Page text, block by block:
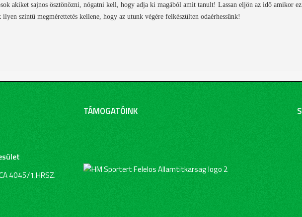
akiket sajnos ösztönözni, nógatni kell, hogy adja ki magából amit tanult! Lassan eljön az idő amikor
ilyen szintű megmérettetés kellene, hogy az utunk végére felkészülten odaérhessünk!
4045/1.HRSZ.
TÁMOGATÓINK